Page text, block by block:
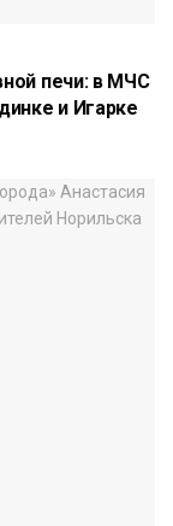
печи: в МЧС
и Игарке